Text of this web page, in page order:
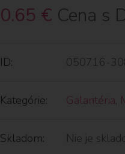
0.65 € Cena s
ID: 050716-
Kategórie: Galantéria,
Skladom:
Nie je